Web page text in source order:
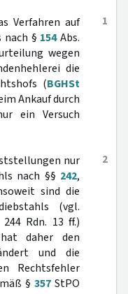
1
Verfahren auf
nach § 154Abs.
wegen
die
(BGHSt
Ankauf durch
ein Versuch
2
nur
nach §§ 242,
sind die
(vgl.
Rdn. 13 ff.)
daher den
und die
Rechtsfehler
§ 357 StPO